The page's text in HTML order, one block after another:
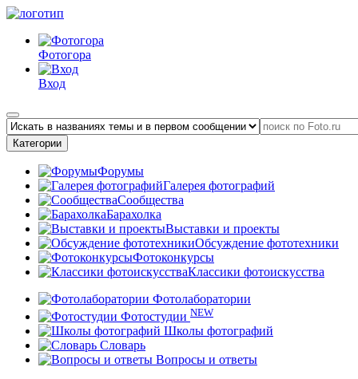
Фотогора
Вход
Категории
Форумы
Галерея фотографий
Сообщества
Барахолка
Выставки и проекты
Обсуждение фототехники
Фотоконкурсы
Классики фотоискусства
Фотолаборатории
Фотостудии NEW
Школы фотографий
Словарь
Вопросы и ответы